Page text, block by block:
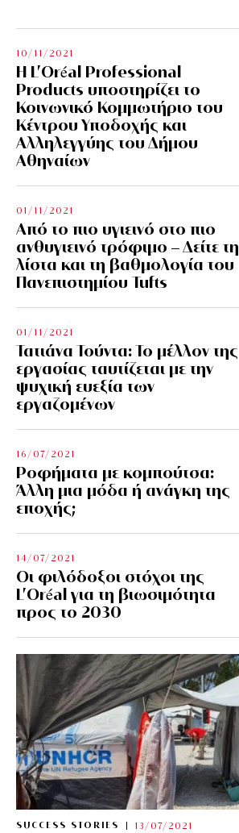
10/11/2021
Η L’Οréal Professional
Products υποστηρίζει το
Κοινωνικό Κομμωτήριο του
Κέντρου Υποδοχής και
Αλληλεγγύης του Δήμου
Αθηναίων
01/11/2021
Από το πιο υγιεινό στο πιο
ανθυγιεινό τρόφιμο – Δείτε τη
λίστα και τη βαθμολογία του
Πανεπιστημίου Tufts
01/11/2021
Τατιάνα Τούντα: Το μέλλον της
εργασίας ταυτίζεται με την
ψυχική ευεξία των
εργαζομένων
16/07/2021
Ροφήματα με κομπούτσα:
Άλλη μια μόδα ή ανάγκη της
εποχής;
14/07/2021
Οι φιλόδοξοι στόχοι της
L’Oréal για τη βιωσιμότητα
προς το 2030
SUCCESS STORIES 13/07/2021